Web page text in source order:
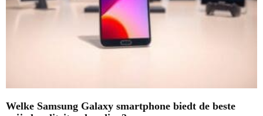
Welke Samsung Galaxy smartphone biedt de beste